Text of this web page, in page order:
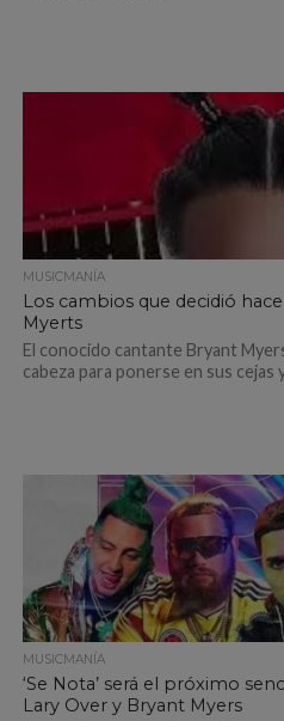
MUSICMANÍA
Los cambios que decidió
Myerts
El conocido cantante Bryant
cabeza para ponerse en sus cejas
MUSICMANÍA
‘Se Nota’ será el próximo
Lary Over y Bryant Myers